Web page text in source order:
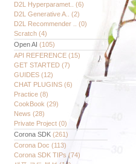
D2L Hyperparamet.. (6)
D2L Generative A.. (2)
D2L Recommender .. (0)
Scratch (4)
Open AI (105)
API REFERENCE (15)
GET STARTED (7)
GUIDES (12)
CHAT PLUGINS (6)
Practice (8)
CookBook (29)
News (28)
Private Project (0)
Corona SDK (261)
Corona Doc (113)
Corona SDK TIPs (74)